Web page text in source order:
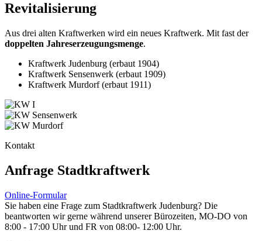
Revitalisierung
Aus drei alten Kraftwerken wird ein neues Kraftwerk. Mit fast der
doppelten Jahreserzeugungsmenge.
Kraftwerk Judenburg (erbaut 1904)
Kraftwerk Sensenwerk (erbaut 1909)
Kraftwerk Murdorf (erbaut 1911)
Kontakt
Anfrage Stadtkraftwerk
Online-Formular
Sie haben eine Frage zum Stadtkraftwerk Judenburg? Die
beantworten wir gerne während unserer Bürozeiten, MO-DO von
8:00 - 17:00 Uhr und FR von 08:00- 12:00 Uhr.